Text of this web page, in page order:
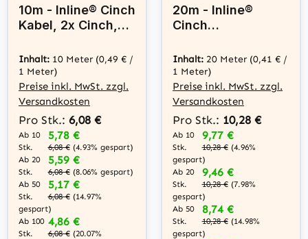
10m - Inline® Cinch
Kabel, 2x Cinch,
weiß / gold
Inhalt: 10 Meter (0,49 € /
1 Meter)
Preise inkl. MwSt. zzgl.
Versandkosten
Pro Stk.: 6,08 €
Ab 10
Stk.
5,78 €
6,08 € (4.93% gespart)
Ab 20
Stk.
5,59 €
6,08 € (8.06% gespart)
Ab 50
Stk.
5,17 €
6,08 € (14.97%
gespart)
Ab 100
Stk.
4,86 €
6,08 € (20.07%
20m - Inline®
Cinch
Cinch, Stecker /
Buchse
Inhalt: 20 Meter (0,41 € /
1 Meter)
Preise inkl. MwSt. zzgl.
Versandkosten
Pro Stk.: 10,28 €
Ab 10
Stk.
9,77 €
10,28 € (4.96%
gespart)
Ab 20
Stk.
9,46 €
10,28 € (7.98%
gespart)
Ab 50
Stk.
8,74 €
10,28 € (14.98%
gespart)